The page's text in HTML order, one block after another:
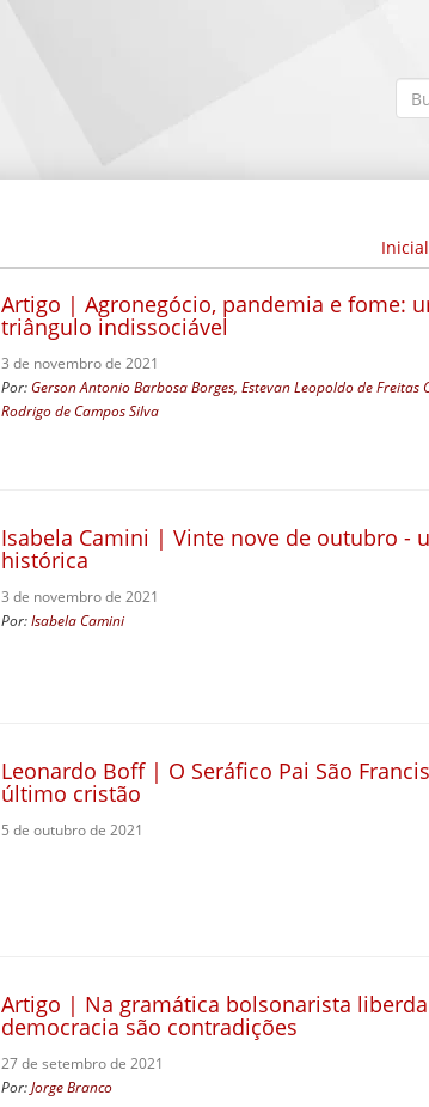
Inicial
Artigo | Agronegócio, pandemia e fome:
triângulo indissociável
3 de novembro de 2021
Por:Gerson Antonio Barbosa Borges, Estevan Leopoldo de Freitas
Rodrigo de Campos Silva
Isabela Camini | Vinte nove de outubro -
histórica
3 de novembro de 2021
Por:Isabela Camini
Leonardo Boff | O Seráfico Pai São
último cristão
5 de outubro de 2021
Artigo | Na gramática bolsonarista
democracia são contradições
27 de setembro de 2021
Por:Jorge Branco